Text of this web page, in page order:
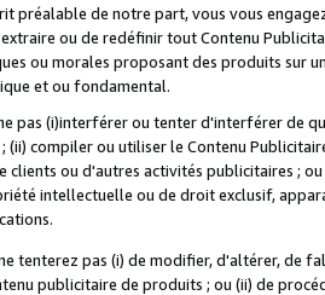
préalable de notre part, vous vous
ou de redéfinir tout Contenu
ou morales proposant des produits sur
et ou fondamental.
pas (i)interférer ou tenter d'interférer de
; (ii) compiler ou utiliser le Contenu
clients ou d'autres activités publicitaires ;
intellectuelle ou de droit exclusif,
tenterez pas (i) de modifier, d'altérer, de
publicitaire de produits ; ou (ii) de